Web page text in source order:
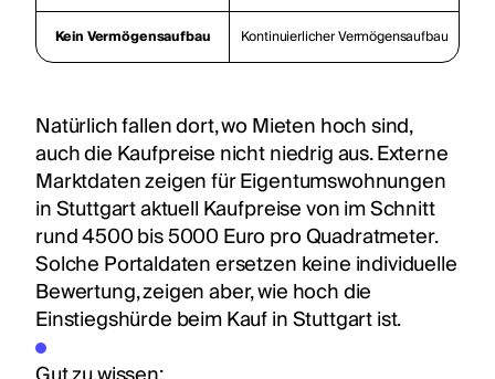
Kein Vermögensaufbau Kontinuierlicher Vermögensaufbau
Natürlich fallen dort, wo Mieten hoch sind,
auch die Kaufpreise nicht niedrig aus. Externe
Marktdaten zeigen für Eigentumswohnungen
in Stuttgart aktuell Kaufpreise von im Schnitt
rund 4500 bis 5000 Euro pro Quadratmeter.
Solche Portaldaten ersetzen keine individuelle
Bewertung, zeigen aber, wie hoch die
Einstiegshürde beim Kauf in Stuttgart ist.